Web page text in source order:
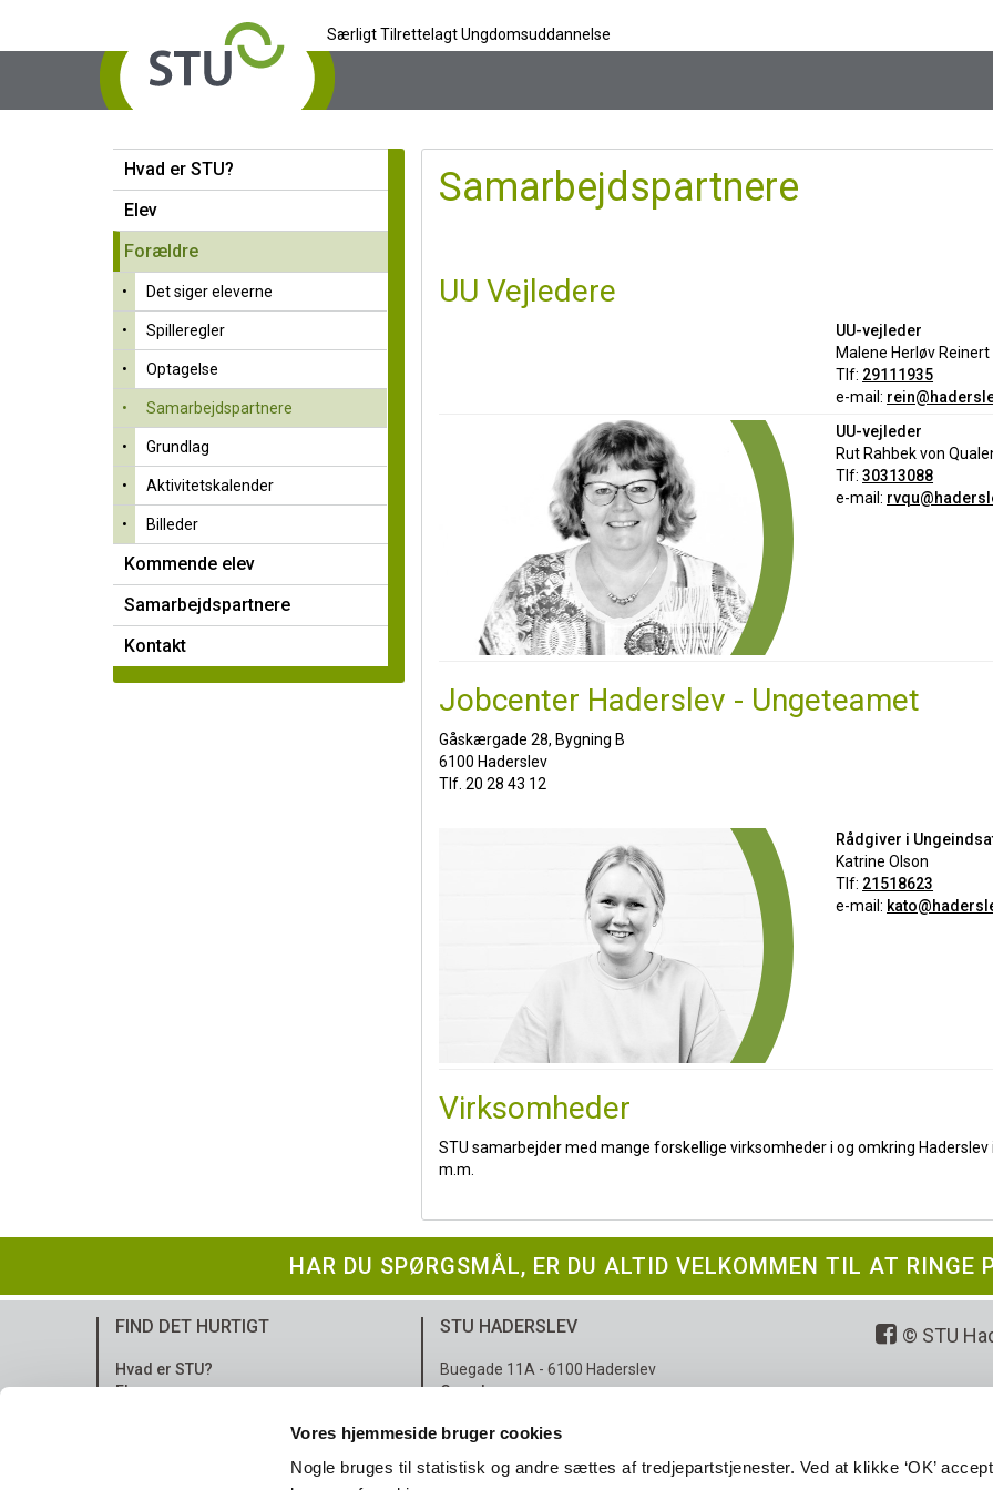
Vores hjemmeside bruger cookies
Nogle bruges til statistisk og andre sættes af tredjepartstjenester. Ved at klikke ‘OK’
Særligt Tilrettelagt Ungdomsuddannelse
Hvad er STU?
Elev
Forældre
• Det siger eleverne
• Spilleregler
• Optagelse
• Samarbejdspartnere
• Grundlag
• Aktivitetskalender
• Billeder
Kommende elev
Samarbejdspartnere
Kontakt
Samarbejdspartnere
UU Vejledere
UU-vejleder
Malene Herløv Reinert
Tlf: 29111935
e-mail:
UU-vejleder
Rut Rahbek von
Tlf:30313088
e-mail:
Jobcenter Haderslev - Ungeteamet
Gåskærgade 28, Bygning B
6100 Haderslev
Tlf. 20 28 43 12
Rådgiver i
Katrine Olson
Tlf: 21518623
e-mail:
Virksomheder
STU samarbejder med mange forskellige virksomheder i og omkring
m.m.
HAR DU SPØRGSMÅL, ER DU ALTID VELKOMMEN TIL AT RINGE
FIND DET HURTIGT
Hvad er STU?
Elev
STU HADERSLEV
Buegade 11A - 6100 Haderslev
Google maps
EAN NR.: 5798005225416
KONTORTIDER:
© STU
Hvad er STU?
Samarbejdspartnere